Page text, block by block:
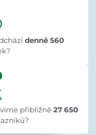
denně 560
přibližně 27 650